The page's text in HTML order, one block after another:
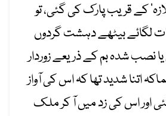
کے قریب پارک کی گئی، تو
لگائے بیٹھے دہشت گردوں
نصب شدہ بم کے ذریعے زوردار
اتنا شدید تھا کہ اس کی آواز
اور اس کی زد میں آ کر ملک